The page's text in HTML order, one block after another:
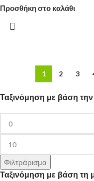
Ταξινόμηση με βάση την
Φιλτράρισμα
Ταξινόμηση με βάση τη
Προσθήκη στο καλάθι
1 2 3